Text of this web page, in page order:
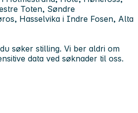
Toten, Søndre
Hasselvika i Indre Fosen, Alta
søker stilling. Vi ber aldri om
data ved søknader til oss.